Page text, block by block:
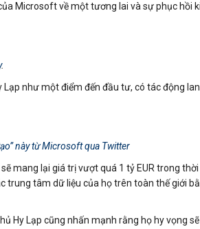
Microsoft về một tương lai và sự phục hồi
.
như một điểm đến đầu tư, có tác động
này từ Microsoft qua Twitter
mang lại giá trị vượt quá 1 tỷ EUR trong thời
trung tâm dữ liệu của họ trên toàn thế giới
Hy Lạp cũng nhấn mạnh rằng họ hy vọng